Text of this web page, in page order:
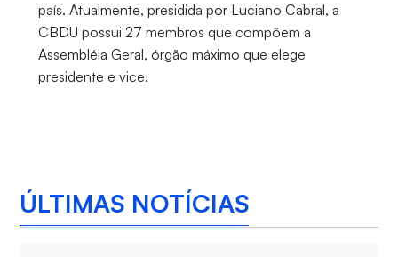
país. Atualmente, presidida por Luciano Cabral, a
CBDU possui 27 membros que compõem a
Assembléia Geral, órgão máximo que elege
presidente e vice.
ÚLTIMAS NOTÍCIAS